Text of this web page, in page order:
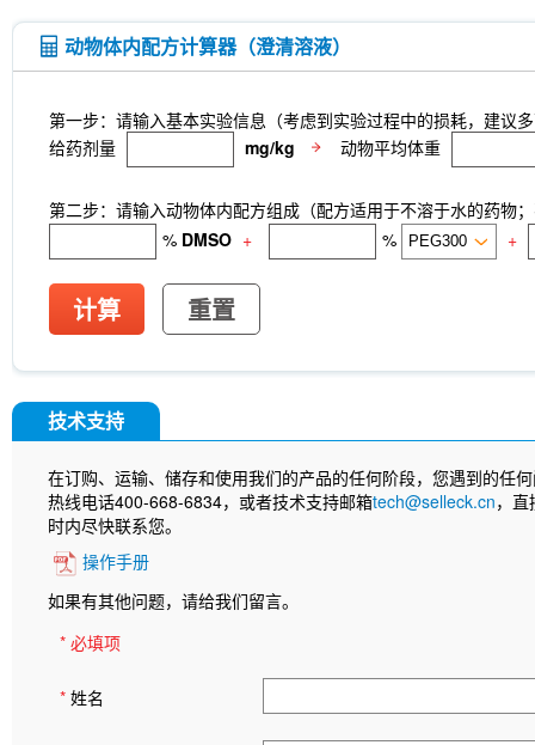
动物体内配方计算器（澄清溶液）
第一步：请输入基本实验信息（考虑到实验过程中的损耗，建议
给药剂量
mg/kg 动物平均体重
第二步：请输入动物体内配方组成（配方适用于不溶于水的药物
% DMSO + % +
计算 重置
技术支持
在订购、运输、储存和使用我们的产品的任何阶段，您遇到的任
热线电话400-668-6834，或者技术支持邮箱tech@selleck.cn，
时内尽快联系您。
操作手册
如果有其他问题，请给我们留言。
* 必填项
* 姓名